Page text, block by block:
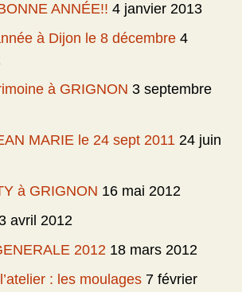
ANNÉE!! 4 janvier 2013
à Dijon le 8 décembre 4
à GRIGNON 3 septembre
MARIE le 24 sept 2011 24 juin
à GRIGNON 16 mai 2012
3 avril 2012
2012 18 mars 2012
: les moulages 7 février